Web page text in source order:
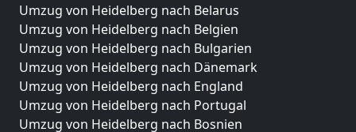
Umzug von Heidelberg nach Belarus
Umzug von Heidelberg nach Belgien
Umzug von Heidelberg nach Bulgarien
Umzug von Heidelberg nach Dänemark
Umzug von Heidelberg nach England
Umzug von Heidelberg nach Portugal
Umzug von Heidelberg nach Bosnien